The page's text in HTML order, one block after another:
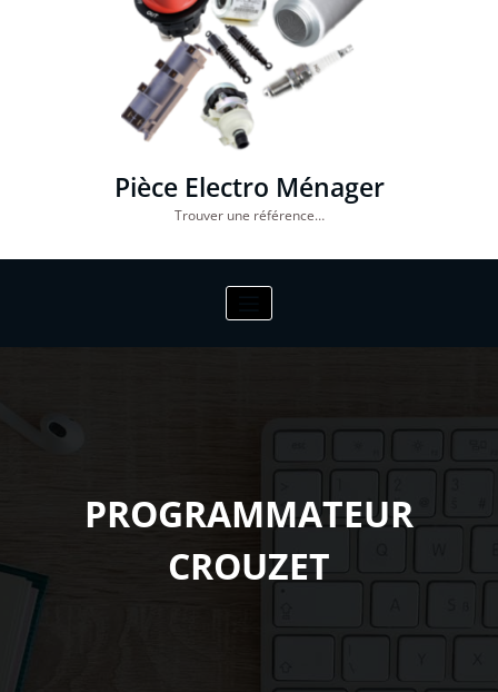
Pièce Electro Ménager
Trouver une référence…
PROGRAMMATEUR
CROUZET